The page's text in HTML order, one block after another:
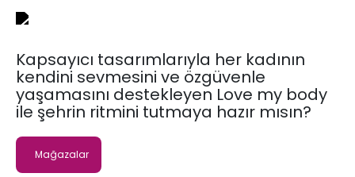
Kapsayıcı tasarımlarıyla her kadının
kendini sevmesini ve özgüvenle
yaşamasını destekleyen Love my body
ile şehrin ritmini tutmaya hazır mısın?
Mağazalar